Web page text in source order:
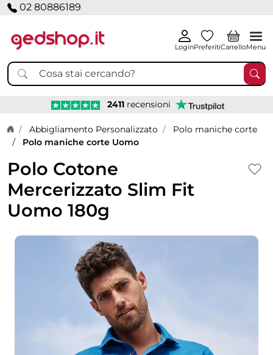
02 80886189
LoginPreferitiCarrelloMenu
2411 recensioni
Home page
Abbigliamento Personalizzato
Polo maniche corte
Polo maniche corte Uomo
Polo Cotone
Mercerizzato Slim Fit
Uomo 180g